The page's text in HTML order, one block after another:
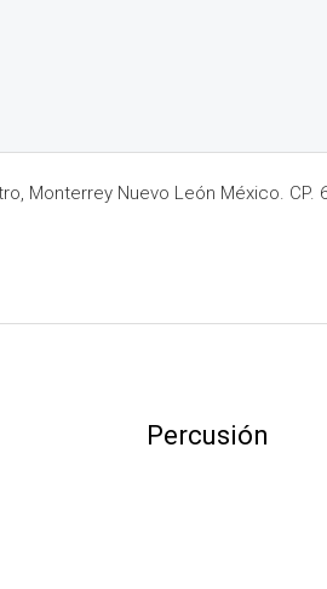
Monterrey Nuevo León México. CP.
Percusión